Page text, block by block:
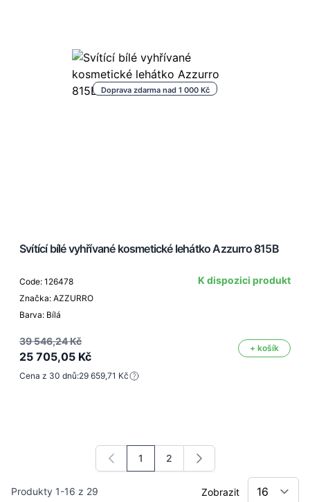
Doprava zdarma nad 1 000 Kč
Svítící bílé vyhřívané kosmetické lehátko Azzurro 815B
Code: 126478
Značka: AZZURRO
Barva: Bílá
K dispozici produkt
39 546,24 Kč
25 705,05 Kč
+ košík
Cena z 30 dnů:29 659,71 Kč
Produkty 1-16 z 29
Právě si prohlížíte stránku
1 Stránka
2
Zobrazit